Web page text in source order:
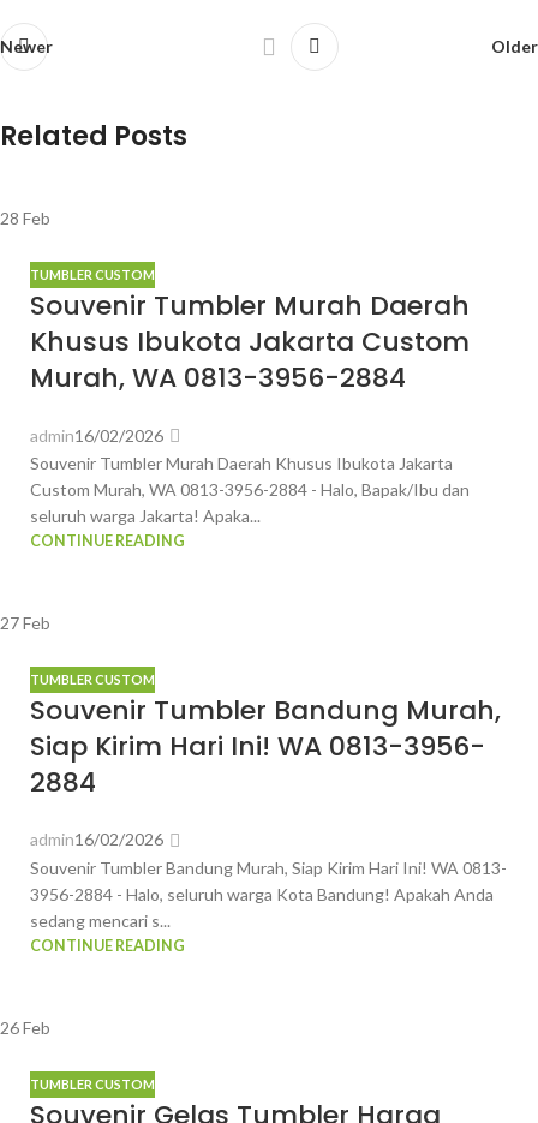
Newer Older
Related Posts
28 Feb
TUMBLER CUSTOM
Souvenir Tumbler Murah Daerah
Khusus Ibukota Jakarta Custom
Murah, WA 0813-3956-2884
admin16/02/2026
Souvenir Tumbler Murah Daerah Khusus Ibukota Jakarta
Custom Murah, WA 0813-3956-2884 - Halo, Bapak/Ibu dan
seluruh warga Jakarta! Apaka...
CONTINUE READING
27Feb
TUMBLER CUSTOM
Souvenir Tumbler Bandung Murah,
Siap Kirim Hari Ini! WA 0813-3956-
2884
admin16/02/2026
Souvenir Tumbler Bandung Murah, Siap Kirim Hari Ini! WA 0813-
3956-2884 - Halo, seluruh warga Kota Bandung! Apakah Anda
sedang mencari s...
CONTINUE READING
26Feb
TUMBLER CUSTOM
Souvenir Gelas Tumbler Harga